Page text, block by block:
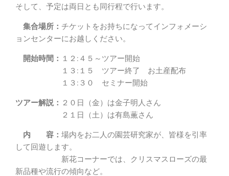
そして、予定は両日とも同行程で行います。
集合場所： チケットをお持ちになってインフォメーシ
ョンセンターにお越しください。
開始時間： １２:４５～ツアー開始
１３:１５ ツアー終了 お土産配布
１３:３０ セミナー開始
ツアー解説： ２０日（金）は金子明人さん
２１日（土）は有島薫さん
内 容： 場内をお二人の園芸研究家が、皆様を引率
して回遊します。
新花コーナーでは、クリスマスローズの最
新品種や流行の傾向など。